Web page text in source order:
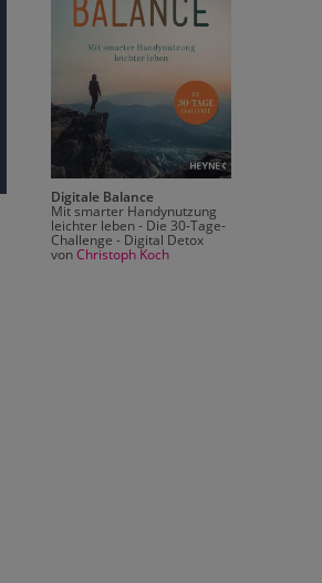
Digitale Balance
Mit smarter Handynutzung
leichter leben - Die 30-Tage-
Challenge - Digital Detox
von Christoph Koch